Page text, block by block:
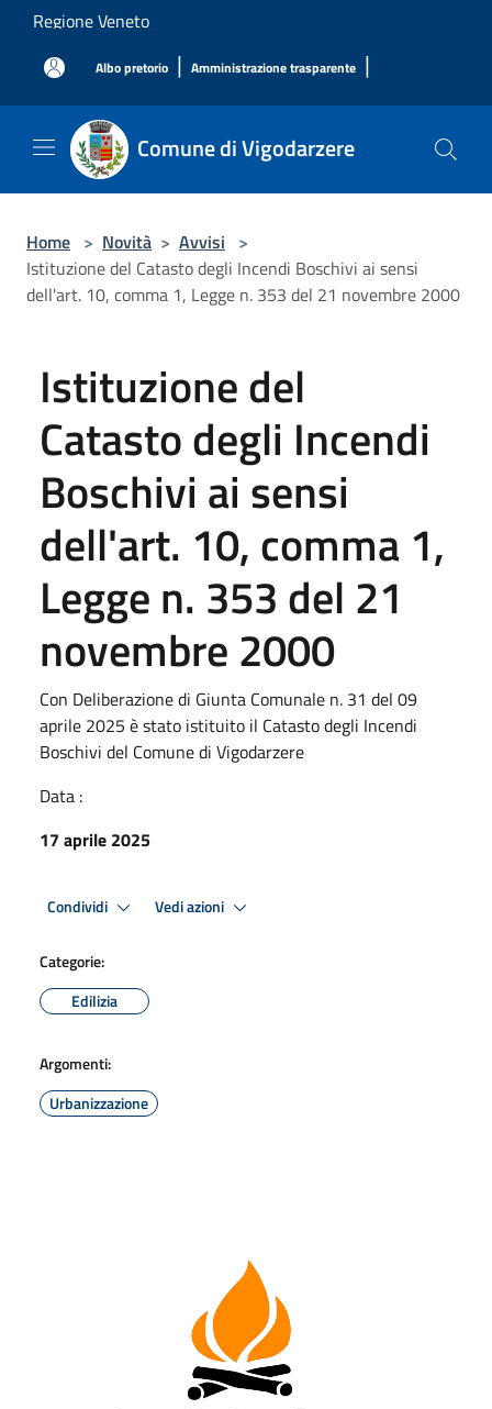
Salta al contenuto principale
Regione Veneto
Albo pretorio | Amministrazione trasparente |
Comune di Vigodarzere
Home > Novità > Avvisi >
Istituzione del Catasto degli Incendi Boschivi ai sensi
dell'art. 10, comma 1, Legge n. 353 del 21 novembre 2000
Istituzione del
Catasto degli Incendi
Boschivi ai sensi
dell'art. 10, comma 1,
Legge n. 353 del 21
novembre 2000
Con Deliberazione di Giunta Comunale n. 31 del 09
aprile 2025 è stato istituito il Catasto degli Incendi
Boschivi del Comune di Vigodarzere
Data :
17 aprile 2025
Condividi Vedi azioni
Categorie:
Edilizia
Argomenti:
Urbanizzazione